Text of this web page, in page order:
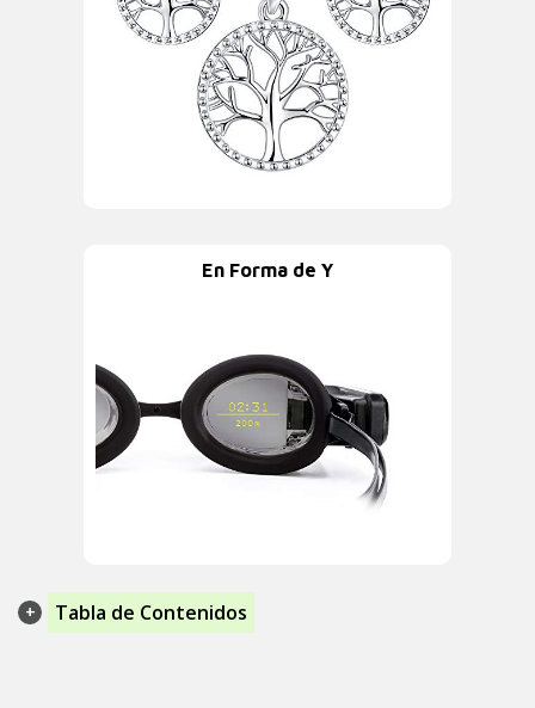
En Forma de Y
Tabla de Contenidos